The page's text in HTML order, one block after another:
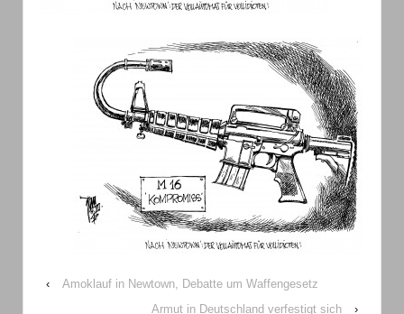
‹
Amoklauf in Newtown, Debatte um Waffengesetz
Armut in Deutschland verfestigt sich
›